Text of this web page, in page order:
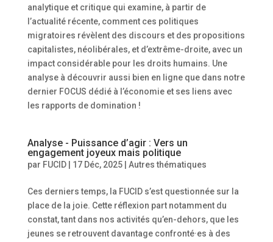
analytique et critique qui examine, à partir de
l’actualité récente, comment ces politiques
migratoires révèlent des discours et des propositions
capitalistes, néolibérales, et d’extrême-droite, avec un
impact considérable pour les droits humains. Une
analyse à découvrir aussi bien en ligne que dans notre
dernier FOCUS dédié à l’économie et ses liens avec
les rapports de domination !
Analyse - Puissance d’agir : Vers un
engagement joyeux mais politique
par FUCID| 17 Déc, 2025| Autres thématiques
Ces derniers temps, la FUCID s’est questionnée sur la
place de la joie. Cette réflexion part notamment du
constat, tant dans nos activités qu’en-dehors, que les
jeunes se retrouvent davantage confronté·es à des